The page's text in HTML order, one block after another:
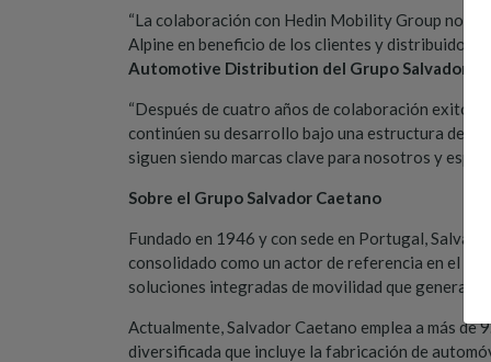
“La colaboración con Hedin Mobility Group nos
Alpine en beneficio de los clientes y distribuidores
Automotive Distribution del Grupo Salvador
“Después de cuatro años de colaboración
continúen su desarrollo bajo una estructura de
siguen siendo marcas clave para nosotros y
Sobre el Grupo Salvador Caetano
Fundado en 1946 y con sede en Portugal,
consolidado como un actor de referencia en el
soluciones integradas de movilidad que generan
Actualmente, Salvador Caetano emplea a más
diversificada que incluye la fabricación de